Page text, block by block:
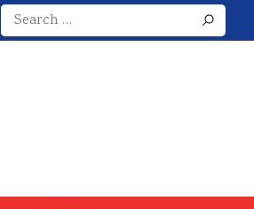
Search
for: